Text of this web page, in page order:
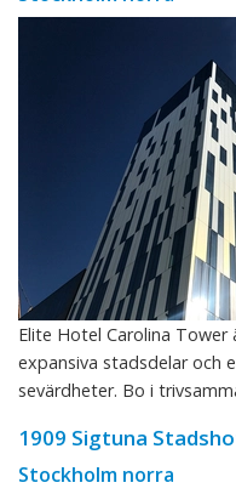
Elite Hotel Carolina
expansiva stadsdelar och
sevärdheter. Bo i
1909 Sigtuna
Stockholm norra